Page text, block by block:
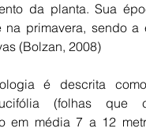
da planta. Sua
na primavera, sendo a
(Bolzan, 2008)
é descrita
(folhas que
em média 7 a 12